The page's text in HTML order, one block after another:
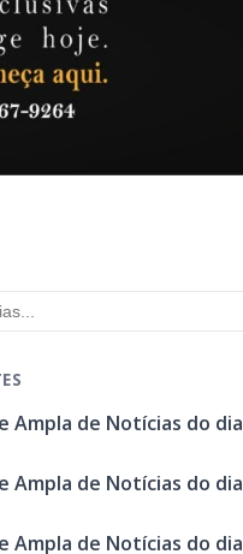
Ampla de Notícias do dia
Ampla de Notícias do dia
Ampla de Notícias do dia